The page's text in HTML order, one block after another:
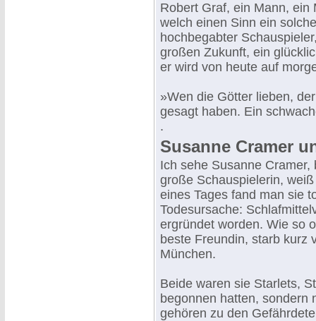
Robert Graf, ein Mann, ein
welch einen Sinn ein
hochbegabter
großen Zukunft, ein
er wird von heute auf
»Wen die Götter lieben,
gesagt haben. Ein
.
Susanne Cramer
Ich sehe Susanne
große Schauspielerin,
eines Tages fand man sie
Todesursache:
ergründet worden. Wie so
beste Freundin, starb kurz
München.
Beide waren sie Starlets,
begonnen hatten, sondern
gehören zu den